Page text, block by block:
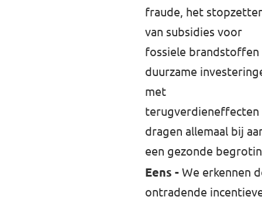
fraude, het
van subsidies voor
fossiele brandstoffen
duurzame
met
terugverdieneffecten
dragen allemaal bij
een gezonde
Eens - We erkennen
ontradende